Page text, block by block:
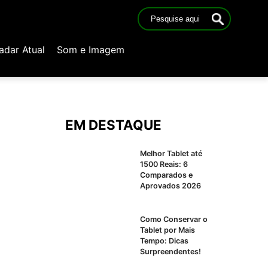
Atual Som e Imagem
EM DESTAQUE
Melhor Tablet até
1500 Reais: 6
Comparados e
Aprovados 2026
Como Conservar o
Tablet por Mais
Tempo: Dicas
Surpreendentes!